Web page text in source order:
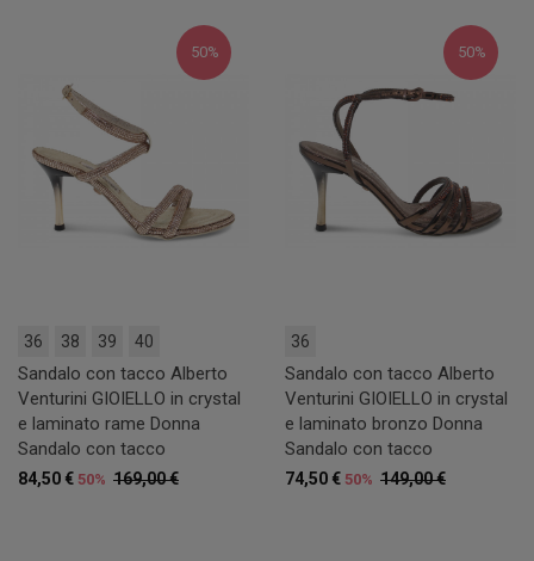
50%
36 38 39 40
Sandalo con tacco Alberto
Venturini GIOIELLO in crystal
e laminato rame Donna
Sandalo con tacco
169,00 €
84,50 € 50%
50%
36
Sandalo con tacco Alberto
Venturini GIOIELLO in crystal
e laminato bronzo Donna
Sandalo con tacco
149,00 €
74,50 € 50%